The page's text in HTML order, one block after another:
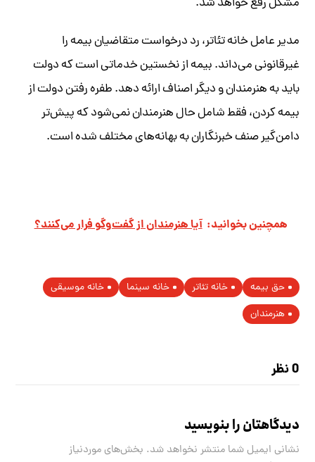
مدیر عامل خانه تئاتر، رد درخواست‌ متقاضیان بیمه را
غیرقانونی می‌داند. بیمه از نخستین خدماتی است که دولت
باید به هنرمندان و دیگر اصناف ارائه دهد. طفره رفتن دولت از
بیمه کردن، فقط شامل حال هنرمندان نمی‌شود که پیش‌تر
دامن‌گیر صنف خبرنگاران به بهانه‌های مختلف شده است.
همچنین بخوانید: آیا هنرمندان از گفت‌وگو فرار می‌کنند؟
حق بیمه خانه تئاتر خانه سینما
خانه موسیقی
هنرمندان
0 نظر
دیدگاهتان را بنویسید
نشانی ایمیل شما منتشر نخواهد شد. بخش‌های موردنیاز